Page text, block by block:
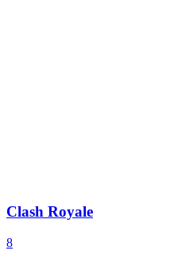
Clash Royale
8